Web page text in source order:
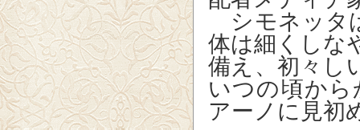
シモネッタ
体は細くしな
備え、初々し
いつの頃か
アーノ に見初